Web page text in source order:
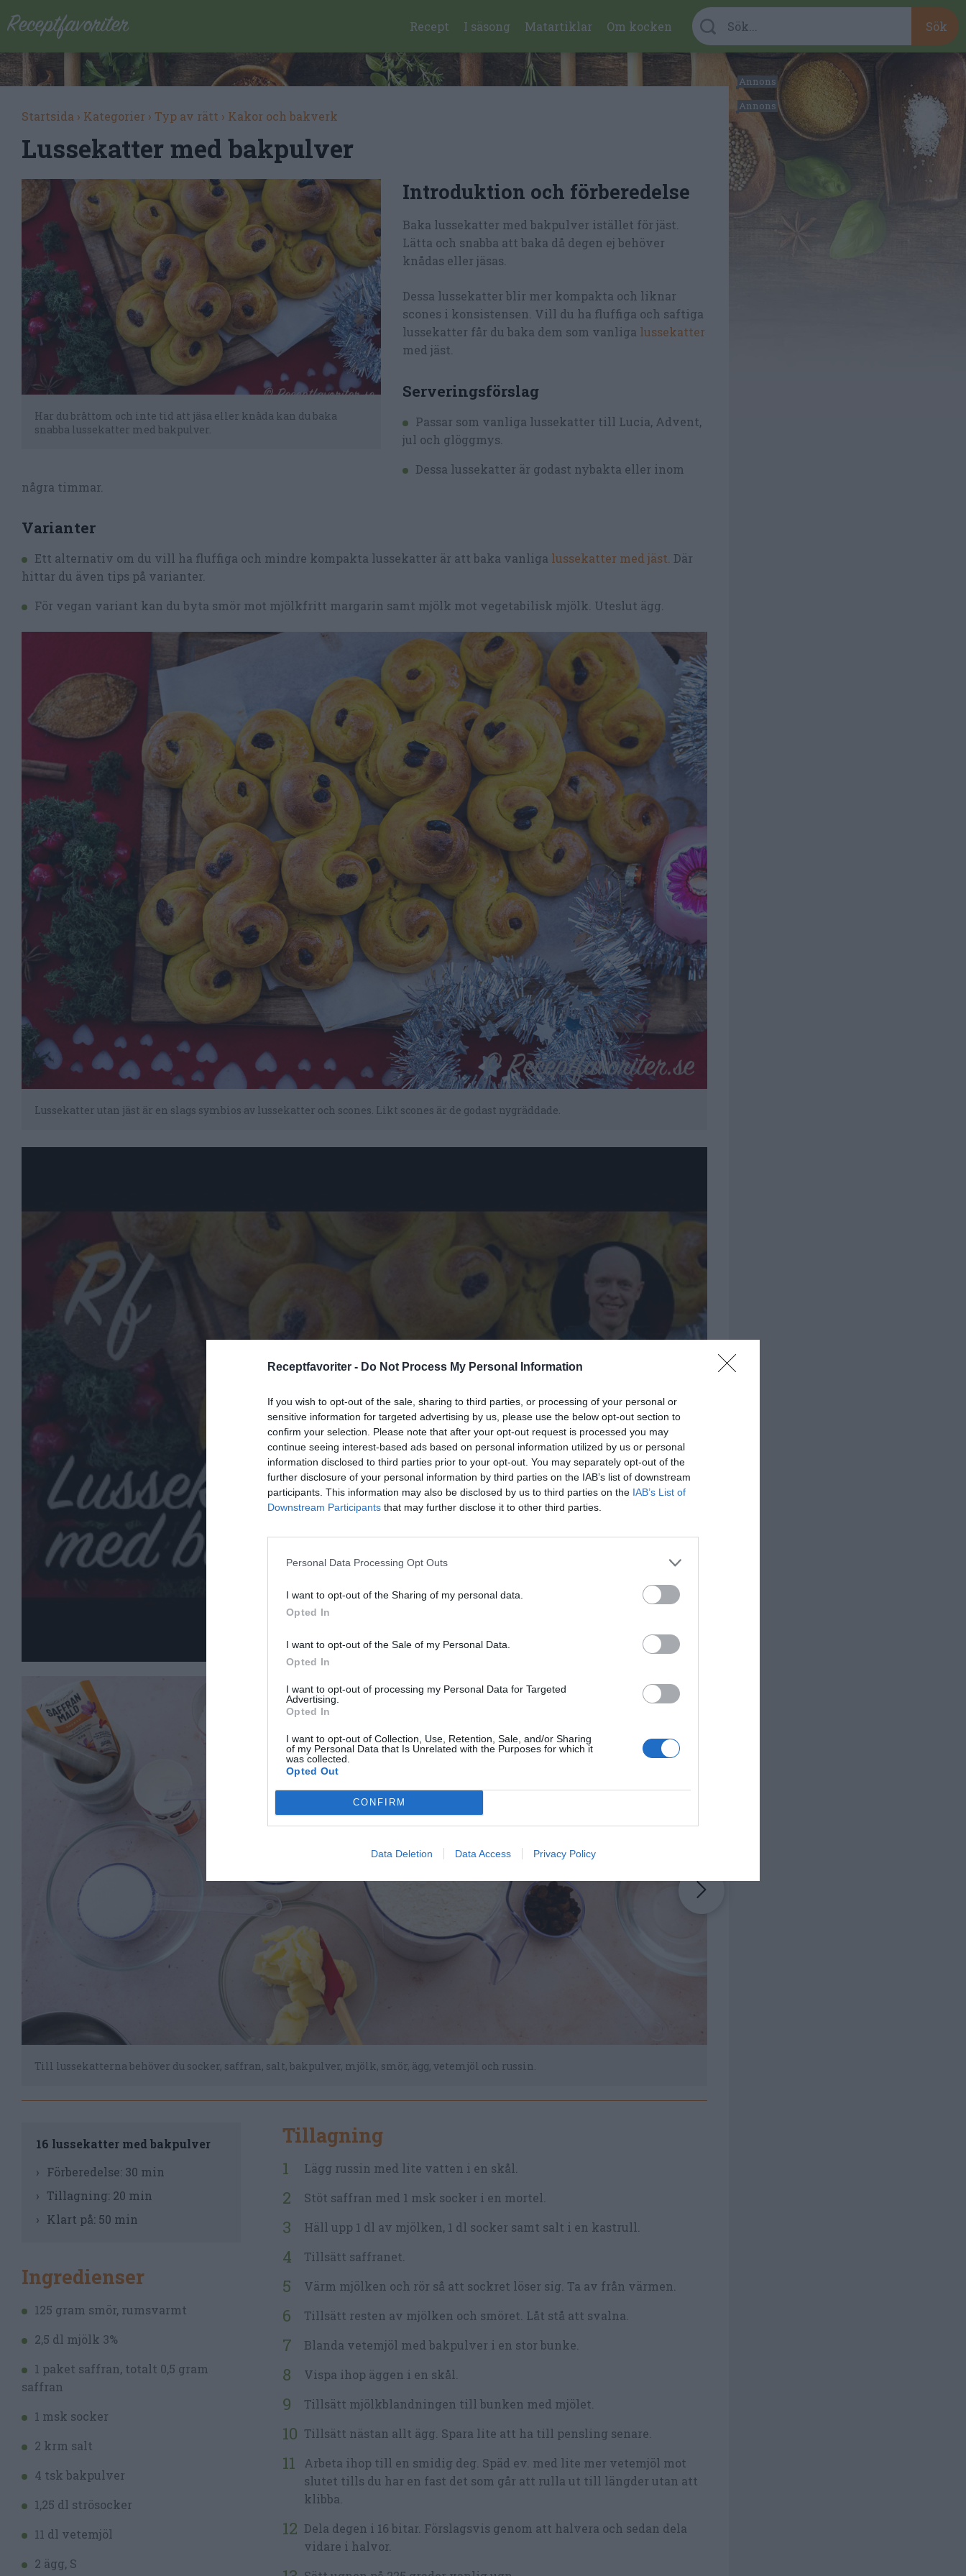
Receptfavoriter - Do Not Process My Personal Information
If you wish to opt-out of the sale, sharing to third parties, or processing of your personal or
sensitive information for targeted advertising by us, please use the below opt-out section to
confirm your selection. Please note that after your opt-out request is processed you may
continue seeing interest-based ads based on personal information utilized by us or personal
information disclosed to third parties prior to your opt-out. You may separately opt-out of the
further disclosure of your personal information by third parties on the IAB’s list of downstream
participants. This information may also be disclosed by us to third parties on the IAB’s List of
Downstream Participants that may further disclose it to other third parties.
Personal Data Processing Opt Outs
I want to opt-out of the Sharing of my personal data.
Opted In
I want to opt-out of the Sale of my Personal Data.
Opted In
I want to opt-out of processing my Personal Data for Targeted
Advertising.
Opted In
I want to opt-out of Collection, Use, Retention, Sale, and/or Sharing
of my Personal Data that Is Unrelated with the Purposes for which it
was collected.
Opted Out
CONFIRM
Data Deletion Data Access Privacy Policy
Recept I säsong Matartiklar Om kocken
Startsida › Kategorier › Typ av rätt › Kakor och bakverk
Lussekatter med bakpulver
Har du bråttom och inte tid att jäsa eller knåda kan du baka
snabba lussekatter med bakpulver.
Introduktion och förberedelse
Baka lussekatter med bakpulver istället för jäst.
Lätta och snabba att baka då degen ej behöver
knådas eller jäsas.
Dessa lussekatter blir mer kompakta och liknar
scones i konsistensen. Vill du ha fluffiga och saftiga
lussekatter får du baka dem som vanliga lussekatter
med jäst.
Serveringsförslag
Passar som vanliga lussekatter till Lucia, Advent,
jul och glöggmys.
Dessa lussekatter är godast nybakta eller inom
några timmar.
Varianter
Ett alternativ om du vill ha fluffiga och mindre kompakta lussekatter är att baka vanliga lussekatter med jäst. Där
hittar du även tips på varianter.
För vegan variant kan du byta smör mot mjölkfritt margarin samt mjölk mot vegetabilisk mjölk. Uteslut ägg.
Lussekatter utan jäst är en slags symbios av lussekatter och scones. Likt scones är de godast nygräddade.
Till lussekatterna behöver du socker, saffran, salt, bakpulver, mjölk, smör, ägg, vetemjöl och russin.
16 lussekatter med bakpulver
Förberedelse: 30 min
Tillagning: 20 min
Klart på: 50 min
Ingredienser
125 gram smör, rumsvarmt
2,5 dl mjölk 3%
1 paket saffran, totalt 0,5 gram
saffran
1 msk socker
2 krm salt
4 tsk bakpulver
1,25 dl strösocker
11 dl vetemjöl
2 ägg, S
Tillagning
Lägg russin med lite vatten i en skål.
Stöt saffran med 1 msk socker i en mortel.
Häll upp 1 dl av mjölken, 1 dl socker samt salt i en kastrull.
Tillsätt saffranet.
Värm mjölken och rör så att sockret löser sig. Ta av från värmen.
Tillsätt resten av mjölken och smöret. Låt stå att svalna.
Blanda vetemjöl med bakpulver i en stor bunke.
Vispa ihop äggen i en skål.
Tillsätt mjölkblandningen till bunken med mjölet.
Tillsätt nästan allt ägg. Spara lite att ha till pensling senare.
Arbeta ihop till en smidig deg. Späd ev. med lite mer vetemjöl mot
slutet tills du har en fast det som går att rulla ut till längder utan att
klibba.
Dela degen i 16 bitar. Förslagsvis genom att halvera och sedan dela
vidare i halvor.